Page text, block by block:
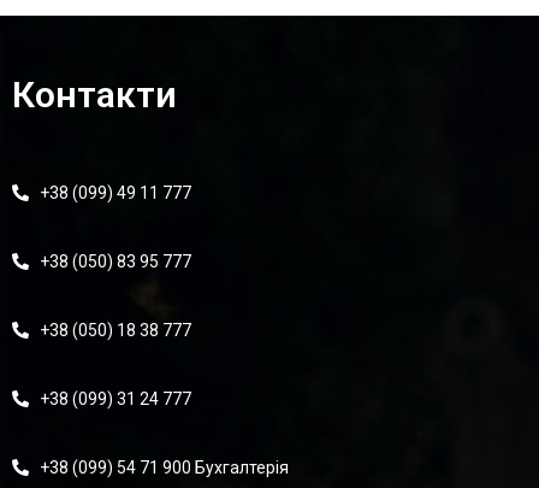
Контакти
+38 (099) 49 11 777
+38 (050) 83 95 777
+38 (050) 18 38 777
+38 (099) 31 24 777
+38 (099) 54 71 900 Бухгалтерія